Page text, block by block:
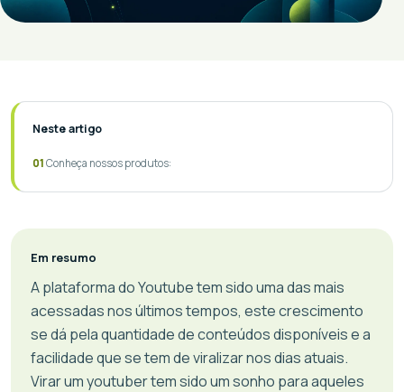
Neste artigo
Conheça nossos produtos:
Em resumo
A plataforma do Youtube tem sido uma das mais
acessadas nos últimos tempos, este crescimento
se dá pela quantidade de conteúdos disponíveis e a
facilidade que se tem de viralizar nos dias atuais.
Virar um youtuber tem sido um sonho para aqueles